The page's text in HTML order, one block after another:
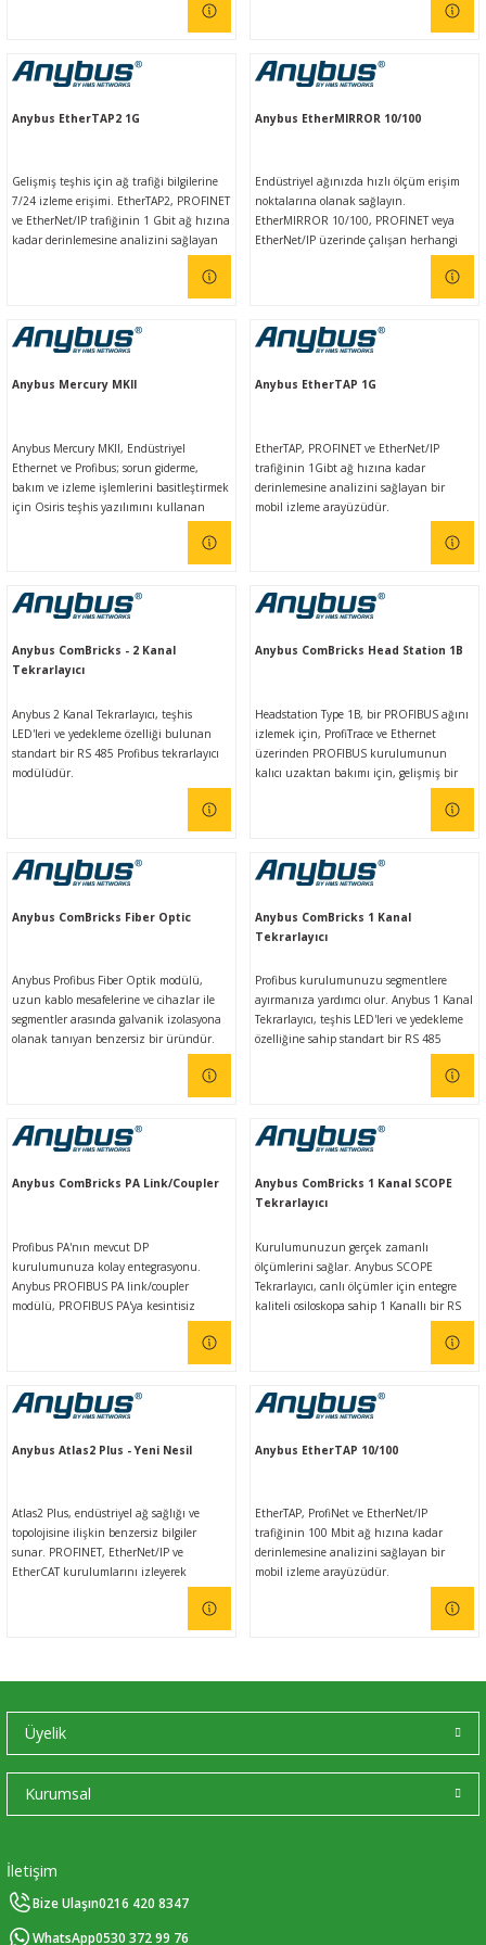
J1939 Ağ Geçitleri
RS232/485
ASCII
Mitsubishi Electric
Mitsubishi Heavy Industries
Panasonic
Samsung
Universal IR
Anybus EtherTAP2 1G
Gelişmiş teşhis için ağ trafiği bilgilerine
7/24 izleme erişimi. EtherTAP2, PROFINET
ve EtherNet/IP trafiğinin 1 Gbit ağ hızına
kadar derinlemesine analizini sağlayan
Anybus EtherMIRROR 10/100
Endüstriyel ağınızda hızlı ölçüm erişim
noktalarına olanak sağlayın.
EtherMIRROR 10/100, PROFINET veya
EtherNet/IP üzerinde çalışan herhangi
bir endüstriyel ağ için şeffaf bir ölçüm
Anybus Mercury MKII
Anybus Mercury MKII, Endüstriyel
Ethernet ve Profibus; sorun giderme,
bakım ve izleme işlemlerini basitleştirmek
için Osiris teşhis yazılımını kullanan
tablettir. Bu mobil araç, ağınızı sağlıklı ve
verimli tutmak için olası hataları hızlı bir
yardımcı olur.
Anybus EtherTAP 1G
EtherTAP, PROFINET ve EtherNet/IP
trafiğinin 1Gibt ağ hızına kadar
derinlemesine analizini sağlayan bir
mobil izleme arayüzüdür.
Anybus ComBricks - 2 Kanal
Tekrarlayıcı
Anybus 2 Kanal Tekrarlayıcı, teşhis
LED'leri ve yedekleme özelliği bulunan
standart bir RS 485 Profibus tekrarlayıcı
modülüdür.
Anybus ComBricks Head Station 1B
Headstation Type 1B, bir PROFIBUS ağını
izlemek için, ProfiTrace ve Ethernet
üzerinden PROFIBUS kurulumunun
kalıcı uzaktan bakımı için, gelişmiş bir
Anybus ComBricks Fiber Optic
Anybus Profibus Fiber Optik modülü,
uzun kablo mesafelerine ve cihazlar ile
segmentler arasında galvanik izolasyona
olanak tanıyan benzersiz bir üründür.
Anybus ComBricks 1 Kanal
Tekrarlayıcı
Profibus kurulumunuzu segmentlere
ayırmanıza yardımcı olur. Anybus 1 Kanal
Tekrarlayıcı, teşhis LED'leri ve yedekleme
özelliğine sahip standart bir RS 485
Anybus ComBricks PA Link/Coupler
Profibus PA'nın mevcut DP
kurulumunuza kolay entegrasyonu.
Anybus PROFIBUS PA link/coupler
modülü, PROFIBUS PA'ya kesintisiz
Anybus ComBricks 1 Kanal SCOPE
Tekrarlayıcı
Kurulumunuzun gerçek zamanlı
ölçümlerini sağlar. Anybus SCOPE
Tekrarlayıcı, canlı ölçümler için entegre
kaliteli osiloskopa sahip 1 Kanallı bir RS
Anybus Atlas2 Plus - Yeni Nesil
Atlas2 Plus, endüstriyel ağ sağlığı ve
topolojisine ilişkin benzersiz bilgiler
sunar. PROFINET, EtherNet/IP ve
EtherCAT kurulumlarını izleyerek
sorunları önlemek için akıllı tahminlere
olanak sağlayın ve reaktif yanıtlar yerine
Anybus EtherTAP 10/100
EtherTAP, ProfiNet ve EtherNet/IP
trafiğinin 100 Mbit ağ hızına kadar
derinlemesine analizini sağlayan bir
mobil izleme arayüzüdür.
Üyelik
Kurumsal
İletişim
Bize Ulaşın0216 420 8347
WhatsApp0530 372 99 76